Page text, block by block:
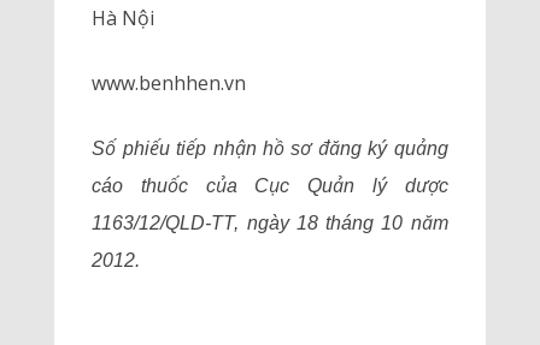
Hà Nội
www.benhhen.vn
Số phiếu tiếp nhận hồ sơ đăng ký quảng
cáo thuốc của Cục Quản lý dược
1163/12/QLD-TT, ngày 18 tháng 10 năm
2012.